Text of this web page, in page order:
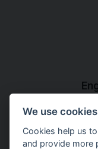
Step
to
We use cookies
Cookies help us
and provide more